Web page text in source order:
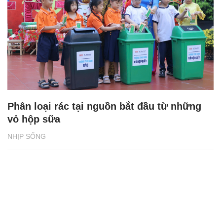
NHỊP SỐNG
Phân loại rác tại nguồn bắt đầu từ những
vỏ hộp sữa